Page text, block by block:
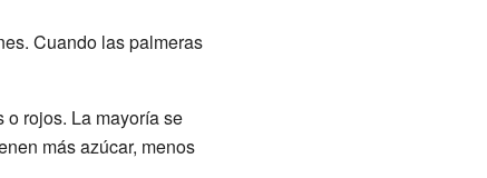
Cuando las palmeras
rojos. La mayoría se
más azúcar, menos